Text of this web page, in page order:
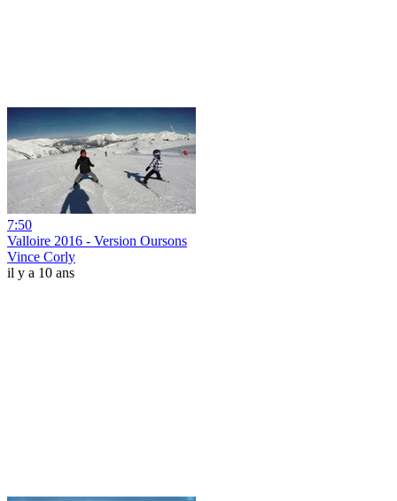
7:50
Valloire 2016 - Version Oursons
Vince Corly
il y a 10 ans